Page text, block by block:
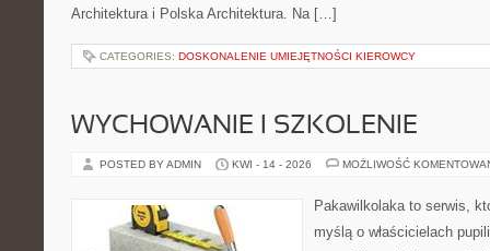
Architektura i Polska Architektura. Na […]
CATEGORIES: DOSKONALENIE UMIEJĘTNOŚCI KIEROWCY
WYCHOWANIE I SZKOLENIE
POSTED BY ADMIN KWI - 14 - 2026 MOŻLIWOŚĆ
Pakawilkolaka to serwis,
myślą o właścicielach